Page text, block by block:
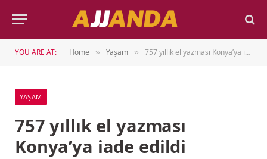
YOU ARE AT: Home » Yaşam » 757 yıllık el yazması Konya’ya iade edildi
YAŞAM
757 yıllık el yazması
Konya’ya iade edildi